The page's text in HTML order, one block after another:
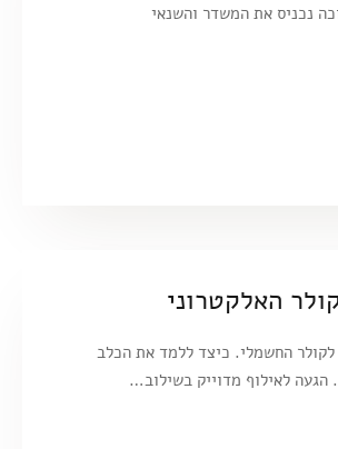
נכניס את המשדר והשנאי
האלקטרוני
החשמלי. כיצד ללמד את הכלב
הגעה לאילוף מדוייק בשילוב…